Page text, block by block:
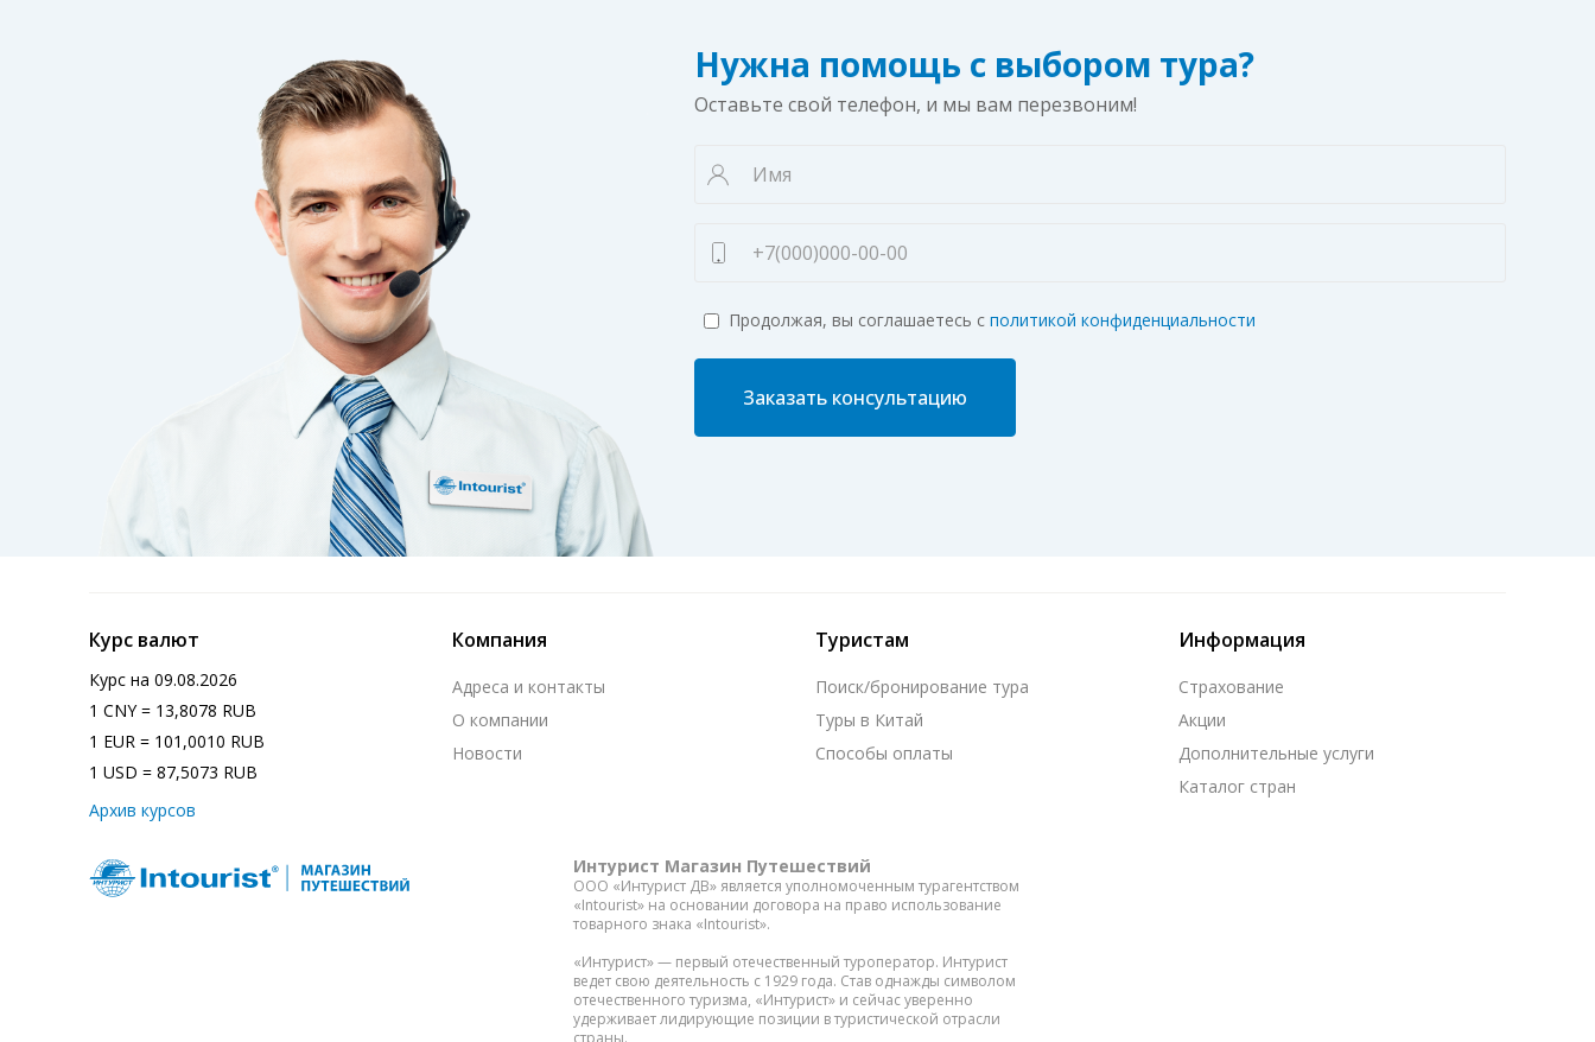
Нужна помощь с выбором тура?
Оставьте свой телефон, и мы вам перезвоним!
Продолжая, вы соглашаетесь с политикой конфиденциальности
Заказать консультацию
Курс валют
Курс на 09.08.2026
1 CNY = 13,8078 RUB
1 EUR = 101,0010 RUB
1 USD = 87,5073 RUB
Архив курсов
Компания
Адреса и контакты
О компании
Новости
Туристам
Поиск/бронирование тура
Туры в Китай
Способы оплаты
Информация
Страхование
Акции
Дополнительные услуги
Каталог стран
Интурист Магазин Путешествий
ООО «Интурист ДВ» является уполномоченным турагентством
«Intourist» на основании договора на право использование
товарного знака «Intourist».
«Интурист» — первый отечественный туроператор. Интурист
ведет свою деятельность с 1929 года. Став однажды символом
отечественного туризма, «Интурист» и сейчас уверенно
удерживает лидирующие позиции в туристической отрасли
страны.